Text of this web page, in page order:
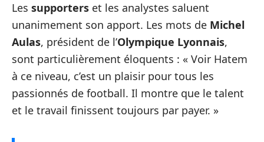
Les supporters et les analystes saluent
unanimement son apport. Les mots de Michel
Aulas, président de l’Olympique Lyonnais,
sont particulièrement éloquents : « Voir Hatem
à ce niveau, c’est un plaisir pour tous les
passionnés de football. Il montre que le talent
et le travail finissent toujours par payer. »